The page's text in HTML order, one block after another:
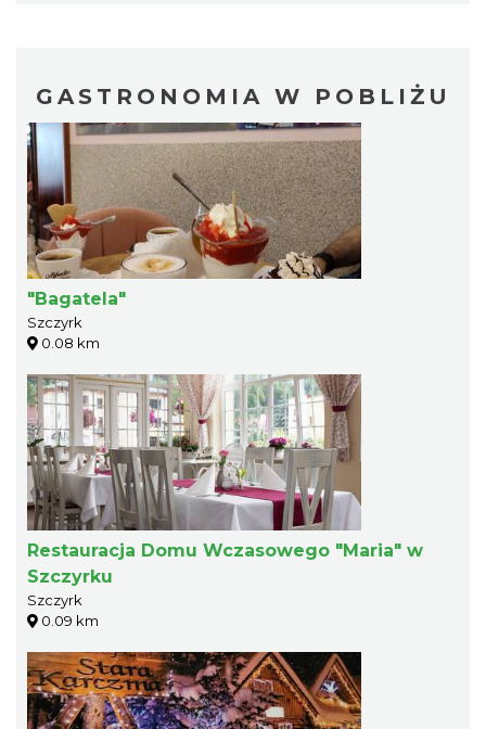
GASTRONOMIA W POBLIŻU
"Bagatela"
Szczyrk
0.08 km
Restauracja Domu Wczasowego "Maria" w
Szczyrku
Szczyrk
0.09 km